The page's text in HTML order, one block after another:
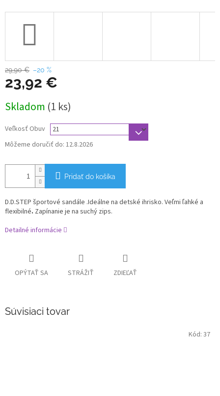
29,90 € –20 %
23,92 €
cena:
Skladom (1 ks)
Veľkosť Obuv
Môžeme doručiť do: 12.8.2026
Pridať do košíka
D.D.STEP športové sandále .Ideálne na detské ihrisko. Veľmi ľahké a
flexibilné. Zapínanie je na suchý zips.
Detailné informácie
OPÝTAŤ SA STRÁŽIŤ ZDIEĽAŤ
Súvisiaci tovar
Kód: 37